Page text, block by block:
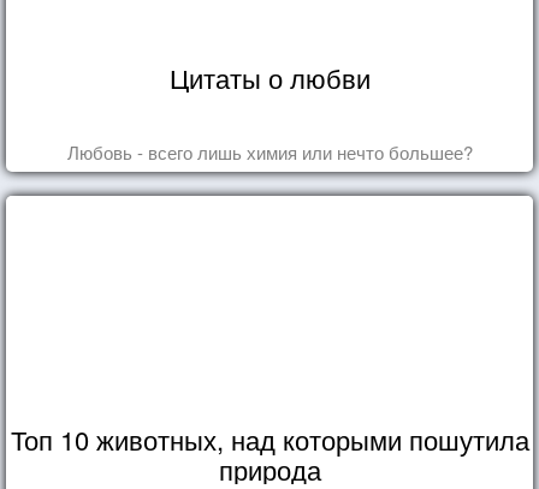
Цитаты о любви
Любовь - всего лишь химия или нечто большее?
Топ 10 животных, над которыми пошутила
природа